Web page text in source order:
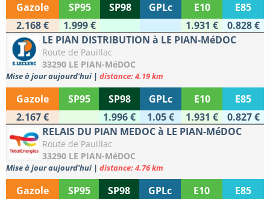
Gazole SP95 SP98 GPLc E10
E85
2.168 €
1.999 € 1.931 €
0.828 €
LE PIAN DISTRIBUTION à LE PIAN-MéDOC
Route de Pauillac
33290 LE PIAN-MéDOC
Mise à jour aujourd'hui | distance: 4.19 km
Gazole SP95 SP98 GPLc E10
E85
2.167 €
1.996 € 1.05 € 1.931 €
0.827 €
RELAIS DU PIAN MEDOC à LE PIAN-MéDOC
Route de Pauillac
33290 LE PIAN-MéDOC
Mise à jour aujourd'hui | distance: 4.76 km
Gazole SP95 SP98 GPLc E10
E85